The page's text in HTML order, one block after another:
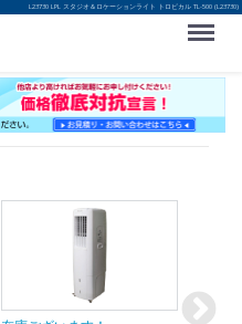
L23730 LPL スタジオ＆ロケーションライト トロピカル TL-500 (L23730)
Menu